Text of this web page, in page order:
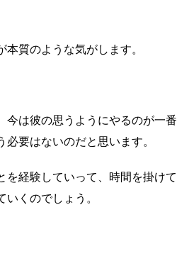
質のような気がします。
今は彼の思うようにやるのが一番
要はないのだと思います。
を経験していって、時間を掛けて
くのでしょう。